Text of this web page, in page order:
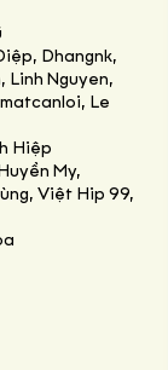
Dhangnk,
Linh Nguyen,
Le
Hiệp
My,
Việt Hip 99,